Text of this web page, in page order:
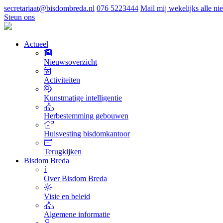
secretariaat@bisdombreda.nl 076 5223444 Mail mij wekelijks alle
Steun ons
Actueel
Nieuwsoverzicht
Activiteiten
Kunstmatige intelligentie
Herbestemming gebouwen
Huisvesting bisdomkantoor
Terugkijken
Bisdom Breda
Over Bisdom Breda
Visie en beleid
Algemene informatie